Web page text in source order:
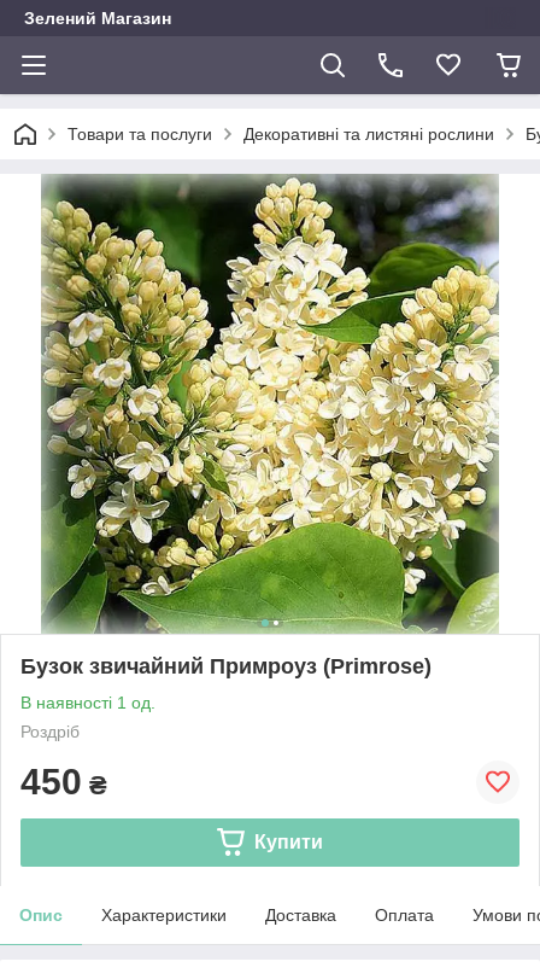
Зелений Магазин
Товари та послуги Декоративні та листяні рослини
Бузок звичайний Примроуз (Primrose)
В наявності 1 од.
Роздріб
450 ₴
Купити
Опис Характеристики Доставка Оплата Умови